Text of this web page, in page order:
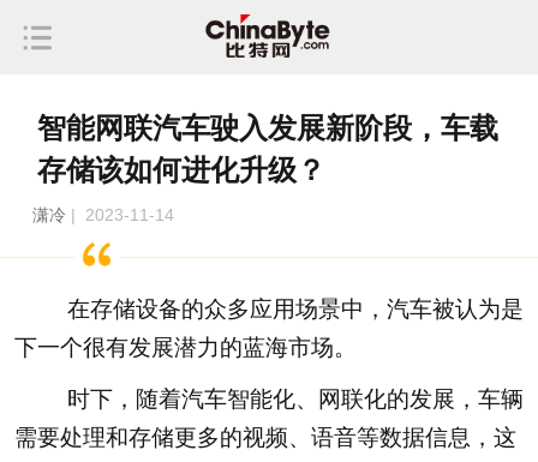
智能网联汽车驶入发展新阶段，车载
存储该如何进化升级？
潇冷 | 2023-11-14
在存储设备的众多应用场景中，汽车被认为是
下一个很有发展潜力的蓝海市场。
时下，随着汽车智能化、网联化的发展，车辆
需要处理和存储更多的视频、语音等数据信息，这